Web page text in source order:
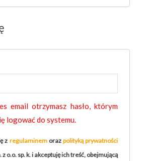
email otrzymasz hasło, którym
logować do systemu.
z regulaminemoraz polityką prywatności
o.o. sp. k. i akceptuję ich treść, obejmującą